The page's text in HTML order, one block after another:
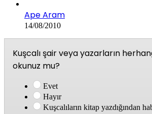
Ape Aram
14/08/2010
Kuşcalı şair veya yazarların
okunuz mu?
Evet
Hayır
Kuşcalıların kitap yazdığından